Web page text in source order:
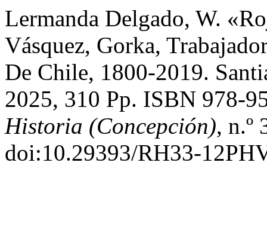
Lermanda Delgado, W.
Vásquez, Gorka,
De Chile, 1800-2019.
2025, 310 Pp. ISBN 978-
Historia (Concepción), n.º
doi:10.29393/RH33-